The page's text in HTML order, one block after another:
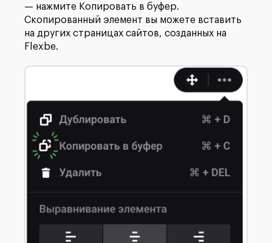
— нажмите Копировать в буфер.
Скопированный элемент вы можете вставить
на других страницах сайтов, созданных на
Flexbe.